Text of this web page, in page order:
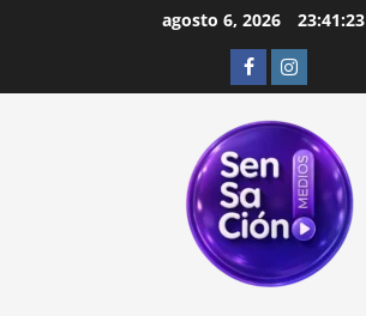
agosto 6, 2026 23:41:24
FacebookInstagram